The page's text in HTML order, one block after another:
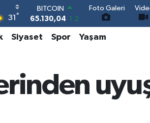
31 °
DOLAR
47,7106 0.17
EURO
55,1652 0.27
6618.49
2.12
BİST100
Foto Galeri
Siyaset Spor Yaşam